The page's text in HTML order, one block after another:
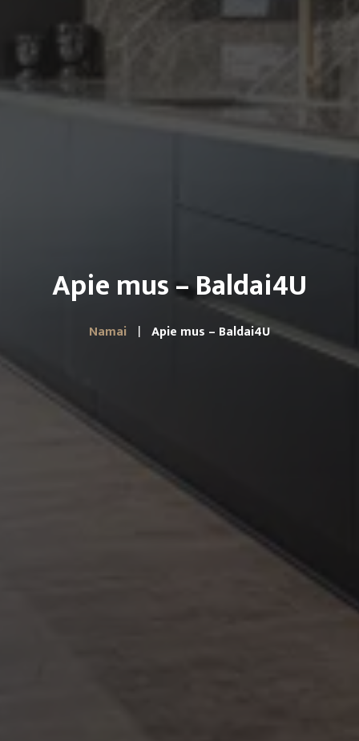
Apie mus – Baldai4U
Namai Apie mus – Baldai4U